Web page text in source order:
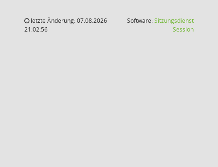
letzte Änderung: 07.08.2026
21:02:56
Software:Sitzungsdienst
Session(Wird in